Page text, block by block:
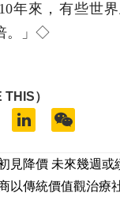
年來，有些世
。」◇
）
見降價 未來幾週或
以傳統價值觀治療